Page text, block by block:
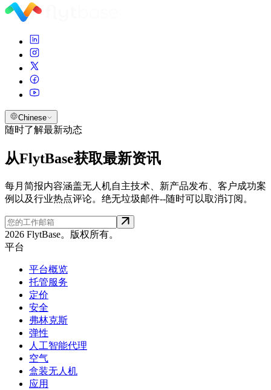
Chinese
随时了解最新动态
从FlytBase获取最新资讯
每月简报内容涵盖无人机自主技术、新产品发布、客户成功案
例以及行业热点评论。绝无垃圾邮件--随时可以取消订阅。
2026 FlytBase。版权所有。
平台
平台概览
托管服务
定价
安全
弗林克斯
弹性
人工智能代理
空气
盒装无人机
应用